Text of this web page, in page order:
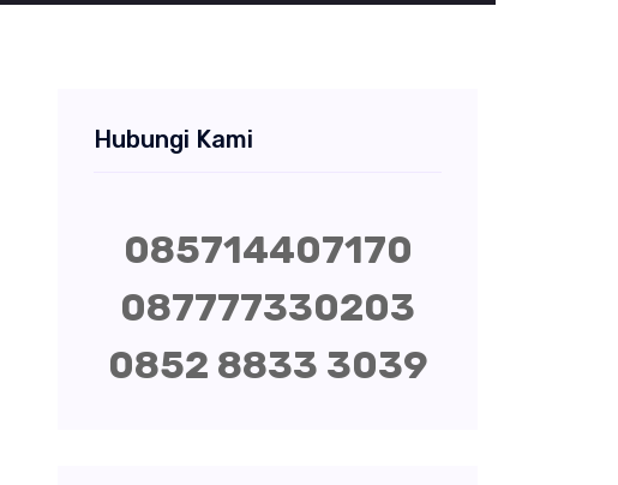
Hubungi Kami
085714407170
087777330203
0852 8833 3039